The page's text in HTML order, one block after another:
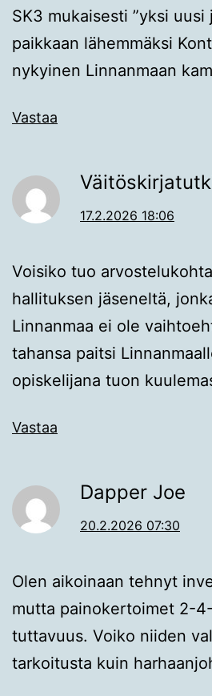
SK3 mukaisesti ”yksi
paikkaan lähemmäksi
nykyinen Linnanmaan
Vastaa
17.2.2026 18:06
Voisiko tuo
hallituksen jäseneltä,
Linnanmaa ei ole
tahansa paitsi
opiskelijana tuon
Vastaa
Dapper Joe
20.2.2026 07:30
Olen aikoinaan tehnyt
mutta painokertoimet 2-
tuttavuus. Voiko niiden
tarkoitusta kuin